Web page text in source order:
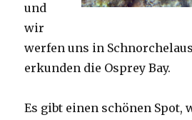
und
wir
werfen uns in
erkunden die Osprey Bay.
Es gibt einen schönen Spot,